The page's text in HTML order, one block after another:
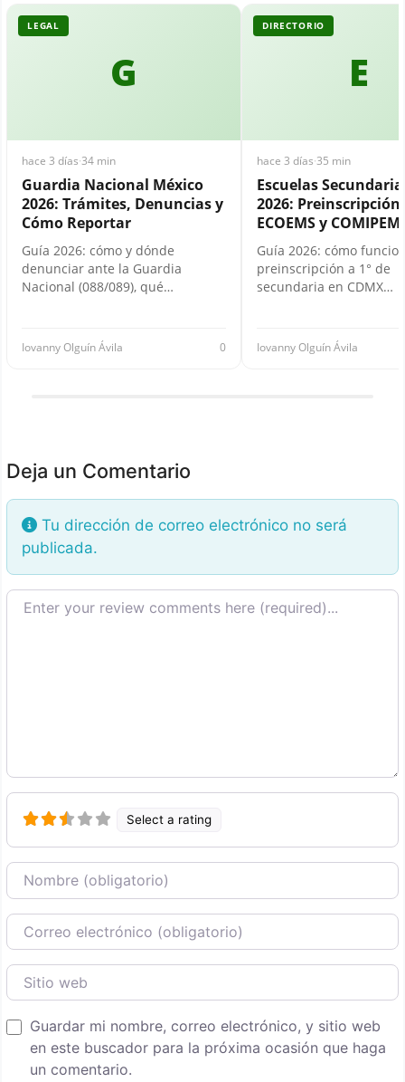
G
LEGAL
hace 3 días·34 min
Guardia Nacional México
2026: Trámites, Denuncias y
Cómo Reportar
Guía 2026: cómo y dónde
denunciar ante la Guardia
Nacional (088/089), qué…
Iovanny Olguín Ávila 0
E
DIRECTORIO
hace 3 días·35 min
Escuelas
2026: Preinscripción,
ECOEMS y
Guía 2026: cómo
preinscripción a 1° de
secundaria en CDMX…
Iovanny Olguín Ávila
Deja un Comentario
Tu dirección de correo electrónico no será
publicada.
Texto de la reseña
Select a rating
Nombre
Correo Electronico
Sitio web
Guardar mi nombre, correo electrónico, y sitio web
en este buscador para la próxima ocasión que haga
un comentario.